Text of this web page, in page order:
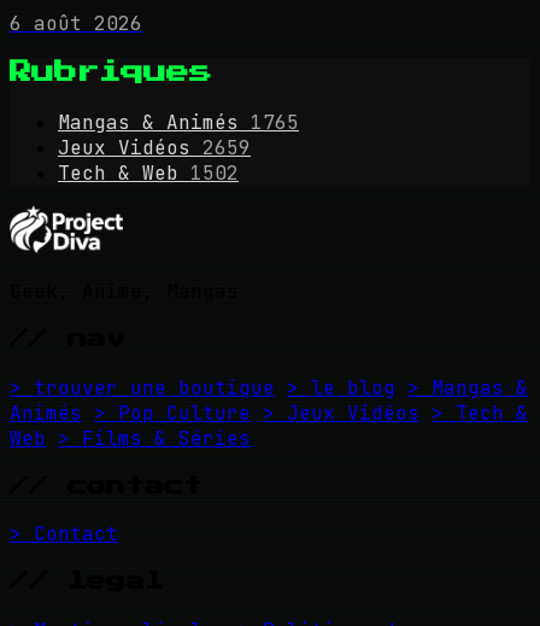
6 août 2026
Rubriques
Mangas & Animés
1765
Jeux Vidéos
2659
Tech & Web 1502
> trouver une boutique > le blog > Mangas &
Animés
> Pop Culture > Jeux Vidéos
> Tech &
Web > Films & Séries
> Contact